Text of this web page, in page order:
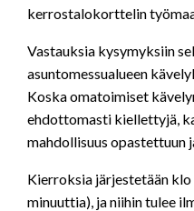
kerrostalokorttelin
Vastauksia kysymyksiin
asuntomessualueen
Koska omatoimiset
ehdottomasti kiellettyjä,
mahdollisuus opastettuun
Kierroksia järjestetään klo
minuuttia), ja niihin tulee